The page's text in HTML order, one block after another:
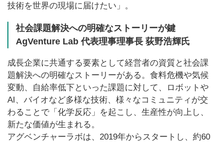
技術を世界の現場に届けたい」。
社会課題解決への明確なストーリーが鍵
AgVenture Lab 代表理事理事長 荻野浩輝氏
成長企業に共通する要素として経営者の資質と社会課
題解決への明確なストーリーがある。食料危機や気候
変動、自給率低下といった課題に対して、ロボットや
AI、バイオなど多様な技術、様々なコミュニティが交
わることで「化学反応」を起こし、生産性が向上し、
新たな価値が生まれる。
アグベンチャーラボは、2019年からスタートし、約60